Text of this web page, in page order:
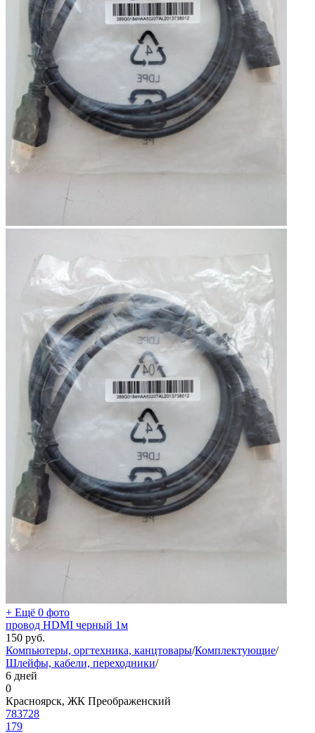
+ Ещё 0 фото
провод HDMI черный 1м
150 руб.
Компьютеры, оргтехника, канцтовары/Комплектующие/
Шлейфы, кабели, переходники/
6 дней
0
Красноярск, ЖК Преображенский
783728
179